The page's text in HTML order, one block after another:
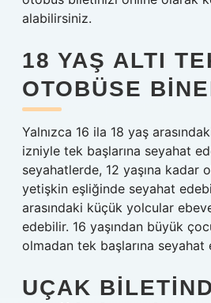
alabilirsiniz.
18 YAŞ ALTI
OTOBÜSE
Yalnızca 16 ila 18 yaş
izniyle tek başlarına seyahat
seyahatlerde, 12 yaşına kadar
yetişkin eşliğinde seyahat
arasındaki küçük yolcular
edebilir. 16 yaşından büyük
olmadan tek başlarına seyahat
UÇAK